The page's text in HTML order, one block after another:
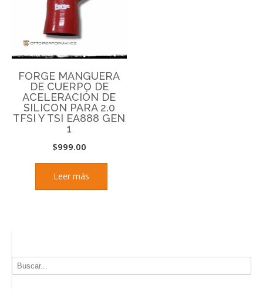
FORGE MANGUERA
DE CUERPO DE
ACELERACIÓN DE
SILICON PARA 2.0
TFSI Y TSI EA888 GEN
1
$999.00
Leer más